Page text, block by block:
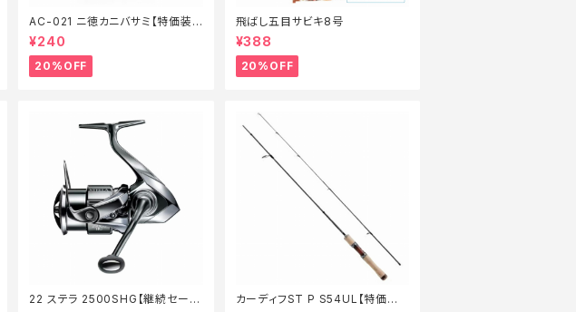
AC-021 ニ徳カニバサミ【特価装
備】【20】
¥240
20%OFF
飛ばし五目サビキ8号
¥388
20%OFF
22 ステラ 2500SHG【継続セール
カーディフST P S54UL【特価ロッ